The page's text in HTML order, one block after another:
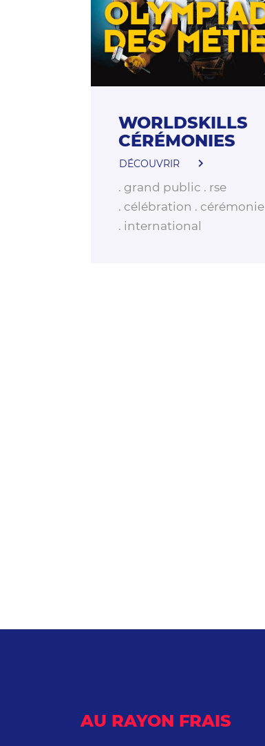
WORLDSKILLS
CÉRÉMONIES
DÉCOUVRIR
grand public
rse
célébration
cérémonie
international
AU RAYON FRAIS